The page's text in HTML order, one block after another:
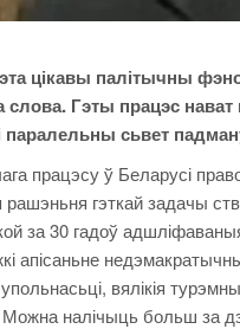
цікавы палітычны
слова. Гэты працэс
паралельны сьвет
працэсу ў Беларусі
гэткай задачы
за 30 гадоў
апісаньне
вялікія
налічыць больш за